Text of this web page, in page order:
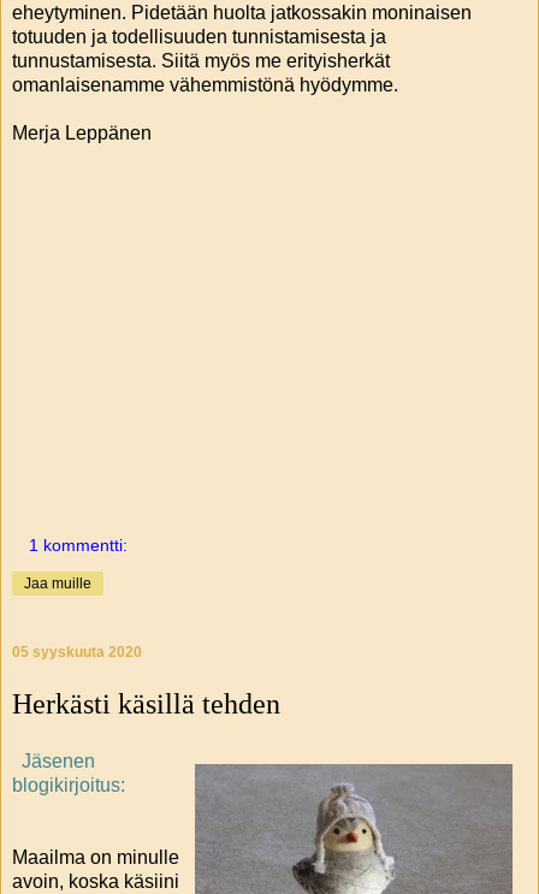
eheytyminen. Pidetään huolta jatkossakin moninaisen
totuuden ja todellisuuden tunnistamisesta ja
tunnustamisesta. Siitä myös me erityisherkät
omanlaisenamme vähemmistönä hyödymme.
Merja Leppänen
1 kommentti:
Jaa muille
05 syyskuuta 2020
Herkästi käsillä tehden
Jäsenen
blogikirjoitus:
Maailma on minulle
avoin, koska käsiini